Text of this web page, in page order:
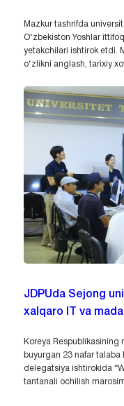
Mazkur tashrifda
O‘zbekiston Yoshlar
yetakchilari ishtirok etdi.
o‘zlikni anglash, tarixiy
JDPUda Sejong
xalqaro IT va
Koreya
buyurgan 23 nafar
delegatsiya ishtirokida
tantanali ochilish